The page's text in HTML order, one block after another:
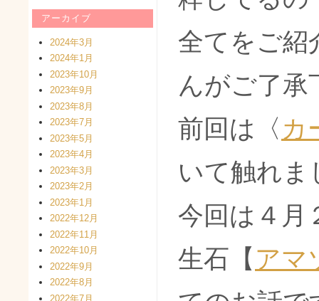
全てをご紹
んがご了承
前回は〈 カ
いて触れま
今回は４月
生石【 アマ
アーカイブ
2024年3月
2024年1月
2023年10月
2023年9月
2023年8月
2023年7月
2023年5月
2023年4月
2023年3月
2023年2月
2023年1月
2022年12月
2022年11月
2022年10月
2022年9月
2022年8月
2022年7月